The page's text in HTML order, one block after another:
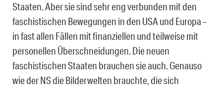
Staaten. Aber sie sind sehr eng verbunden mit den
faschistischen Bewegungen in den USA und Europa –
in fast allen Fällen mit finanziellen und teilweise mit
personellen Überschneidungen. Die neuen
faschistischen Staaten brauchen sie auch. Genauso
wie der NS die Bilderwelten brauchte, die sich